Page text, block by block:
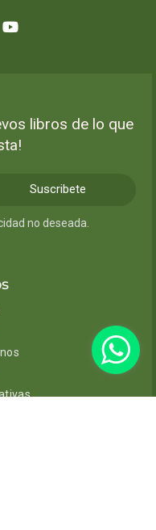
libros de lo que
Suscribete
no deseada.